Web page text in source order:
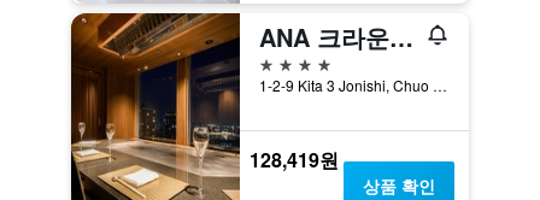
ANA 크라운 플라자 삿포로
4성급
1-2-9 Kita 3 Jonishi, Chuo Ward, 삿포로, 일본
128,419원
상품 확인